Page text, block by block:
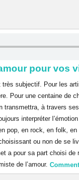
pour vos
très subjectif. Pour les
Pour une centaine de
transmettra, à travers
interpréter
pop, en rock, en folk,
ou non de se
a pour sa part choisi de
de l’amour.